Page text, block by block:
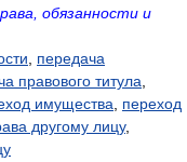
обязанности и
передача
правового титула
имущества
переход
другому лицу,